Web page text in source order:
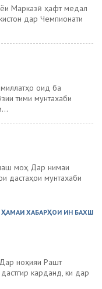
Марказӣ ҳафт медал
дар Чемпионати
оид ба
тими мунтахаби
моҳ Дар нимаи
дастаҳои мунтахаби
ҲАМАИ ХАБАРҲОИ ИН БАХШ
ноҳияи Рашт
карданд, ки дар